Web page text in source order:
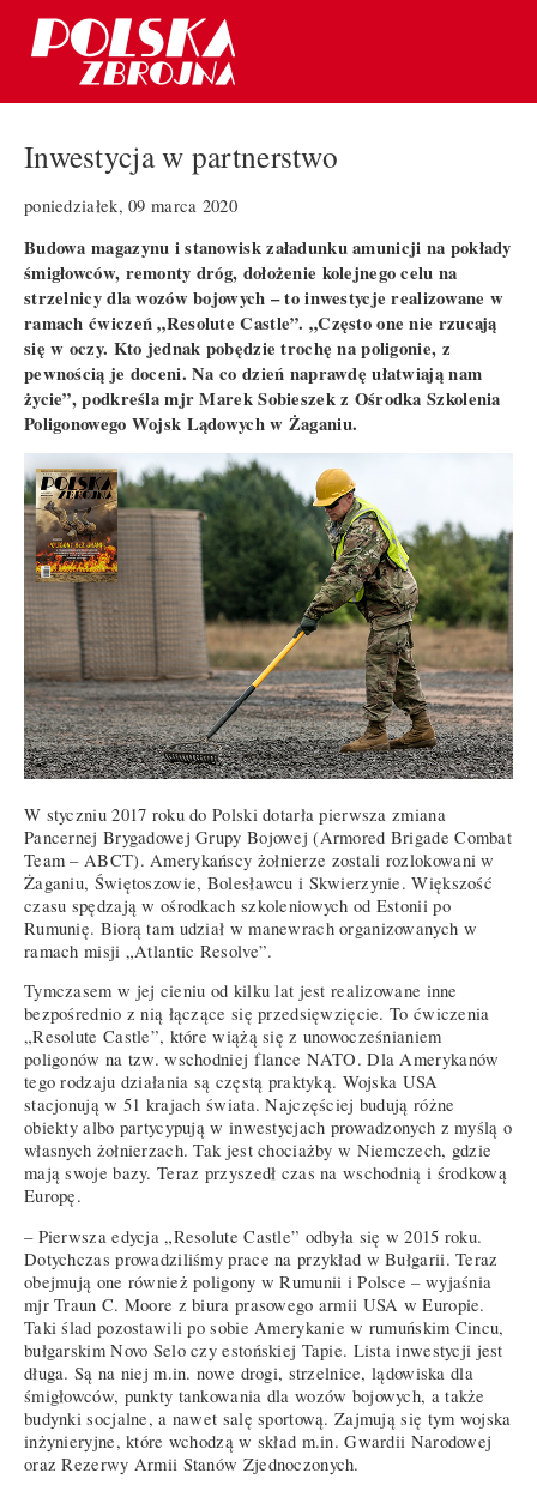
Inwestycja w partnerstwo
poniedziałek, 09 marca 2020
Budowa magazynu i stanowisk załadunku amunicji na pokłady
śmigłowców, remonty dróg, dołożenie kolejnego celu na
strzelnicy dla wozów bojowych – to inwestycje realizowane w
ramach ćwiczeń „Resolute Castle”. „Często one nie rzucają
się w oczy. Kto jednak pobędzie trochę na poligonie, z
pewnością je doceni. Na co dzień naprawdę ułatwiają nam
życie”, podkreśla mjr Marek Sobieszek z Ośrodka Szkolenia
Poligonowego Wojsk Lądowych w Żaganiu.
W styczniu 2017 roku do Polski dotarła pierwsza zmiana
Pancernej Brygadowej Grupy Bojowej (Armored Brigade Combat
Team – ABCT). Amerykańscy żołnierze zostali rozlokowani w
Żaganiu, Świętoszowie, Bolesławcu i Skwierzynie. Większość
czasu spędzają w ośrodkach szkoleniowych od Estonii po
Rumunię. Biorą tam udział w manewrach organizowanych w
ramach misji „Atlantic Resolve”.
Tymczasem w jej cieniu od kilku lat jest realizowane inne
bezpośrednio z nią łączące się przedsięwzięcie. To ćwiczenia
„Resolute Castle”, które wiążą się z unowocześnianiem
poligonów na tzw. wschodniej flance NATO. Dla Amerykanów
tego rodzaju działania są częstą praktyką. Wojska USA
stacjonują w 51 krajach świata. Najczęściej budują różne
obiekty albo partycypują w inwestycjach prowadzonych z myślą o
własnych żołnierzach. Tak jest chociażby w Niemczech, gdzie
mają swoje bazy. Teraz przyszedł czas na wschodnią i środkową
Europę.
– Pierwsza edycja „Resolute Castle” odbyła się w 2015 roku.
Dotychczas prowadziliśmy prace na przykład w Bułgarii. Teraz
obejmują one również poligony w Rumunii i Polsce – wyjaśnia
mjr Traun C. Moore z biura prasowego armii USA w Europie.
Taki ślad pozostawili po sobie Amerykanie w rumuńskim Cincu,
bułgarskim Novo Selo czy estońskiej Tapie. Lista inwestycji jest
długa. Są na niej m.in. nowe drogi, strzelnice, lądowiska dla
śmigłowców, punkty tankowania dla wozów bojowych, a także
budynki socjalne, a nawet salę sportową. Zajmują się tym wojska
inżynieryjne, które wchodzą w skład m.in. Gwardii Narodowej
oraz Rezerwy Armii Stanów Zjednoczonych.